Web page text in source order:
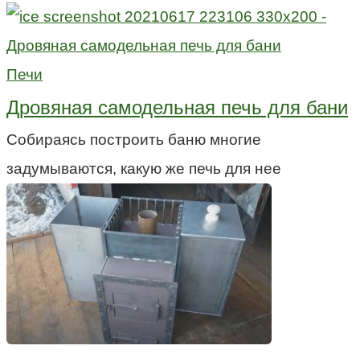
Печи
Дровяная самодельная печь для бани
Собираясь построить баню многие
задумываются, какую же печь для нее